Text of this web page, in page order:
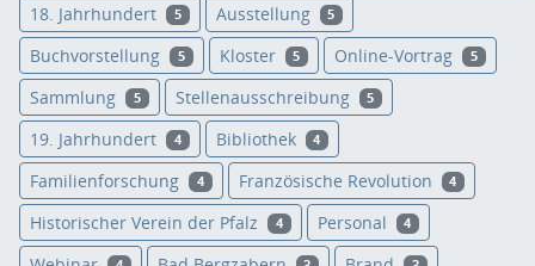
18. Jahrhundert 5 Ausstellung 5
Buchvorstellung 5 Kloster 5 Online-Vortrag 5
Sammlung 5 Stellenausschreibung 5
19. Jahrhundert 4 Bibliothek 4
Familienforschung 4 Französische Revolution 4
Historischer Verein der Pfalz 4 Personal 4